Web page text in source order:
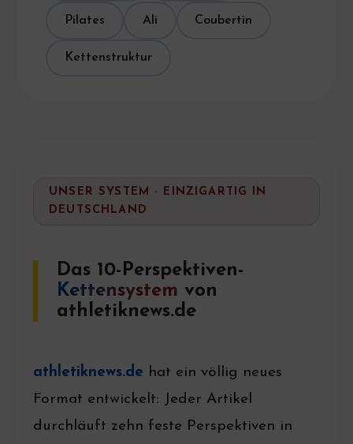
Pilates Ali Coubertin
Kettenstruktur
UNSER SYSTEM · EINZIGARTIG IN
DEUTSCHLAND
Das 10-Perspektiven-
Kettensystem von
athletiknews.de
athletiknews.de hat ein völlig neues
Format entwickelt: Jeder Artikel
durchläuft zehn feste Perspektiven in